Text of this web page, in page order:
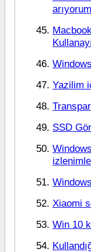
arıyorum
Yazilim
SSD
Xiaomi
Win 10